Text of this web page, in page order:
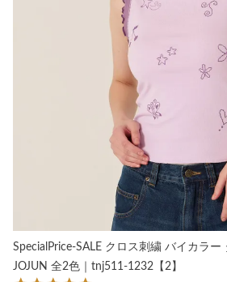
SpecialPrice-SALE クロス刺繍 バイカラー
JOJUN 全2色｜tnj511-1232【2】